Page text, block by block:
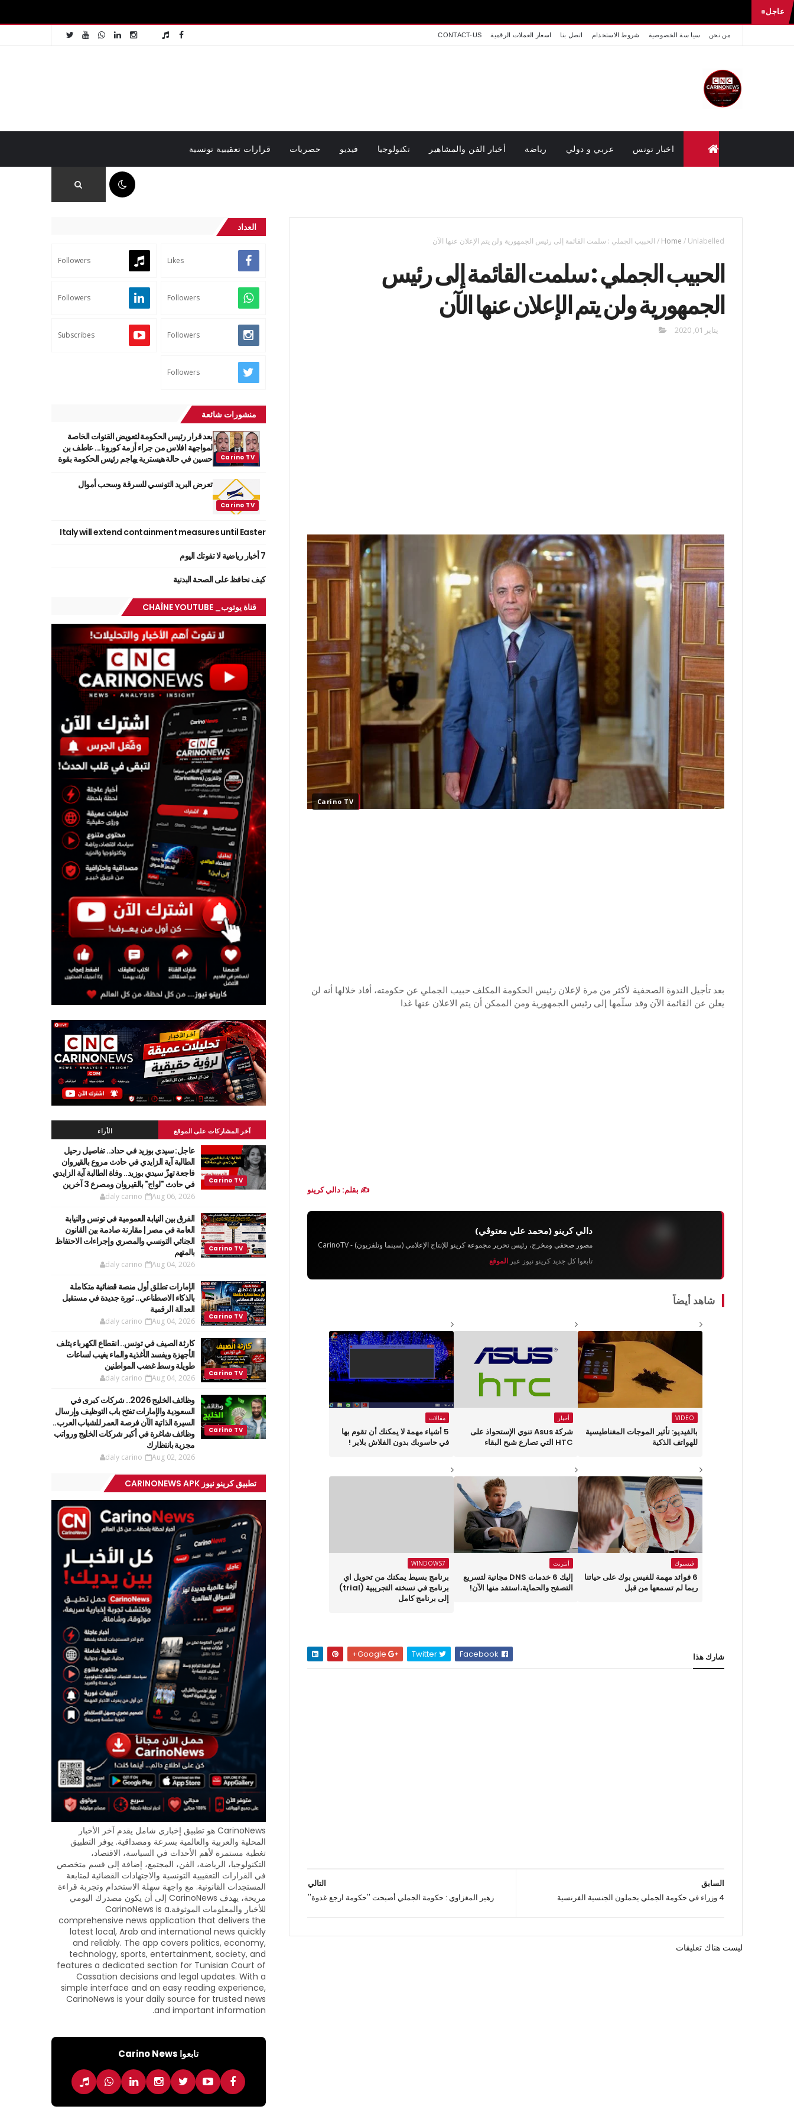
عاجل
من نحن سيا سة الخصوصية شروط الاستخدام اتصل بنا اسعار العملات الرقمية CONTACT-US
اخبار تونس عربي و دولي رياضة أخبار الفن والمشاهير تكنولوجيا فيديو حصريات قرارات تعقيبية تونسية
Home / Unlabelled
/ الحبيب الجملي : سلمت القائمة إلى رئيس الجمهورية ولن يتم الإعلان عنها الآن
الحبيب الجملي : سلمت القائمة إلى رئيس
الجمهورية ولن يتم الإعلان عنها الآن
يناير 01, 2020
Carino TV
بعد تأجيل الندوة الصحفية لأكثر من مرة لإعلان رئيس الحكومة المكلف حبيب الجملي عن حكومته، أفاد خلالها أنه لن
يعلن عن القائمة الآن وقد سلّمها إلى رئيس الجمهورية ومن الممكن أن يتم الاعلان عنها غدا
✍️ بقلم: دالي كرينو
دالي كرينو (محمد علي معتوڨي)
مصور صحفي ومخرج، رئيس تحرير مجموعة كرينو للإنتاج الإعلامي (سينما وتلفزيون) - CarinoTV
تابعوا كل جديد كرينو نيوز عبرالموقع
شاهد أيضاً
VIDEO
بالفيديو: تأثير الموجات المغناطيسية
للهواتف الذكية
أخبار
شركة Asus تنوي الإستحواذ على
HTC التي تصارع شبح البقاء
مقالات
5 أشياء مهمة لا يمكنك أن تقوم بها
في حاسوبك بدون الفلاش بلاير !
فيسبوك
6 فوائد مهمة للفيس بوك على حياتنا
ربما لم تسمعها من قبل
أنترنت
إليك 6 خدمات DNS مجانية لتسريع
التصفح والحماية،استفد منها الآن!
WINDOWS7
برنامج بسيط يمكنك من تحويل اي
برنامج في نسخته التجريبية (trial)
إلى برنامج كامل
شارك هذا Twitter
التالي
زهير المغزاوي : حكومة الجملي أصبحت ''حكومة ارجع غدوة''
السابق
4 وزراء في حكومة الجملي يحملون الجنسية الفرنسية
ليست هناك تعليقات
العداد
Likes
Followers
Followers
Followers
Followers
Subscribes
Followers
منشورات شائعة
بعد قرار رئيس الحكومة لتعويض القنوات الخاصة
لمواجهة افلاس من جراء أزمة كورونا... عاطف بن
حسين في حالة هيسترية يهاجم رئيس الحكومة بقوة
تعرض البريد التونسي للسرقة وسحب أموال
Italy will extend containment measures until Easter
7 أخبار رياضية لا تفوتك اليوم
كيف نحافظ على الصحة البدنية
قناة يوتوب_ CHAÎNE YOUTUBE
آخر المشاركات على الموقع الأراء
عاجل: سيدي بوزيد في حداد.. تفاصيل رحيل
الطالبة آية الزايدي في حادث مروع بالقيروان
فاجعة تهزّ سيدي بوزيد.. وفاة الطالبة آية الزايدي
في حادث "لواج" بالقيروان ومصرع 3 آخرين
daly carino Aug 06, 2026
الفرق بين النيابة العمومية في تونس والنيابة
العامة في مصر | مقارنة صادمة بين القانون
الجنائي التونسي والمصري وإجراءات الاحتفاظ
بالمتهم
daly carino Aug 04, 2026
الإمارات تطلق أول منصة قضائية متكاملة
بالذكاء الاصطناعي.. ثورة جديدة في مستقبل
العدالة الرقمية
daly carino Aug 04, 2026
كارثة الصيف في تونس.. انقطاع الكهرباء يتلف
الأجهزة ويفسد الأغذية والماء يغيب لساعات
طويلة وسط غضب المواطنين
daly carino Aug 04, 2026
وظائف الخليج 2026.. شركات كبرى في
السعودية والإمارات تفتح باب التوظيف وإرسال
السيرة الذاتية الآن فرصة العمر للشباب العرب..
وظائف شاغرة في أكبر شركات الخليج ورواتب
مجزية بانتظارك
daly carino Aug 02, 2026
تطبيق كرينو نيوز CARINONEWS APK
CarinoNews هو تطبيق إخباري شامل يقدم آخر الأخبار
المحلية والعربية والعالمية بسرعة ومصداقية. يوفر التطبيق
تغطية مستمرة لأهم الأحداث في السياسة، الاقتصاد،
التكنولوجيا، الرياضة، الفن، المجتمع، إضافة إلى قسم متخصص
في القرارات التعقيبية التونسية والاجتهادات القضائية لمتابعة
المستجدات القانونية. مع واجهة سهلة الاستخدام وتجربة قراءة
مريحة، يهدف CarinoNews إلى أن يكون مصدرك اليومي
للأخبار والمعلومات الموثوقة.CarinoNews is a
comprehensive news application that delivers the
latest local, Arab and international news quickly
and reliably. The app covers politics, economy,
technology, sports, entertainment, society, and
features a dedicated section for Tunisian Court of
Cassation decisions and legal updates. With a
simple interface and an easy reading experience,
CarinoNews is your daily source for trusted news
and important information.
تابعوا Carino News